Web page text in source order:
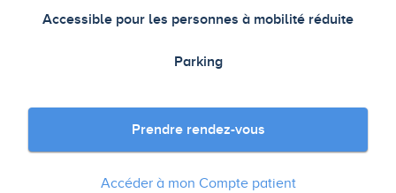
Accessible pour les personnes à mobilité réduite
Parking
Prendre rendez-vous
Accéder à mon Compte patient